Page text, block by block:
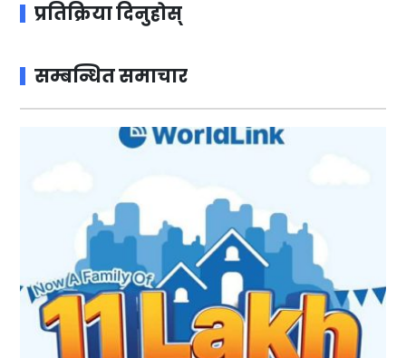
प्रतिक्रिया दिनुहोस्
सम्बन्धित समाचार